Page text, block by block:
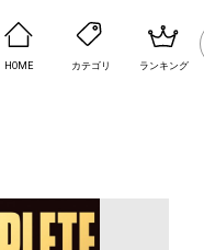
HOME カテゴリ ランキング